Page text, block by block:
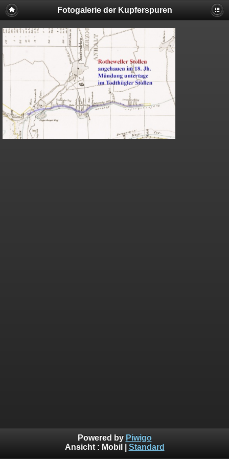
Fotogalerie der Kupferspuren
Powered by Piwigo
Ansicht : Mobil Standard